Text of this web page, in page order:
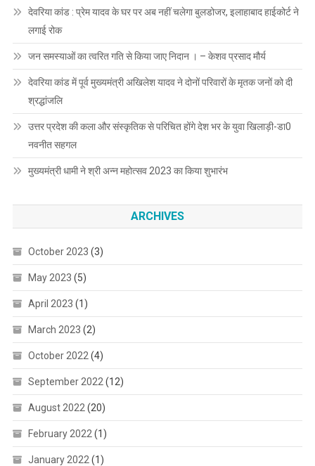
देवरिया कांड : प्रेम यादव के घर पर अब नहीं चलेगा बुलडोजर, इलाहाबाद हाईकोर्ट ने
लगाई रोक
जन समस्याओं का त्वरित गति से किया जाए निदान । – केशव प्रसाद मौर्य
देवरिया कांड में पूर्व मुख्यमंत्री अखिलेश यादव ने दोनों परिवारों के मृतक जनों को दी
श्रद्धांजलि
उत्तर प्रदेश की कला और संस्कृतिक से परिचित होंगे देश भर के युवा खिलाड़ी-डा0
नवनीत सहगल
मुख्यमंत्री धामी ने श्री अन्न महोत्सव 2023 का किया शुभारंभ
ARCHIVES
October 2023 (3)
May 2023 (5)
April 2023 (1)
March 2023 (2)
October 2022 (4)
September 2022 (12)
August 2022 (20)
February 2022 (1)
January 2022 (1)